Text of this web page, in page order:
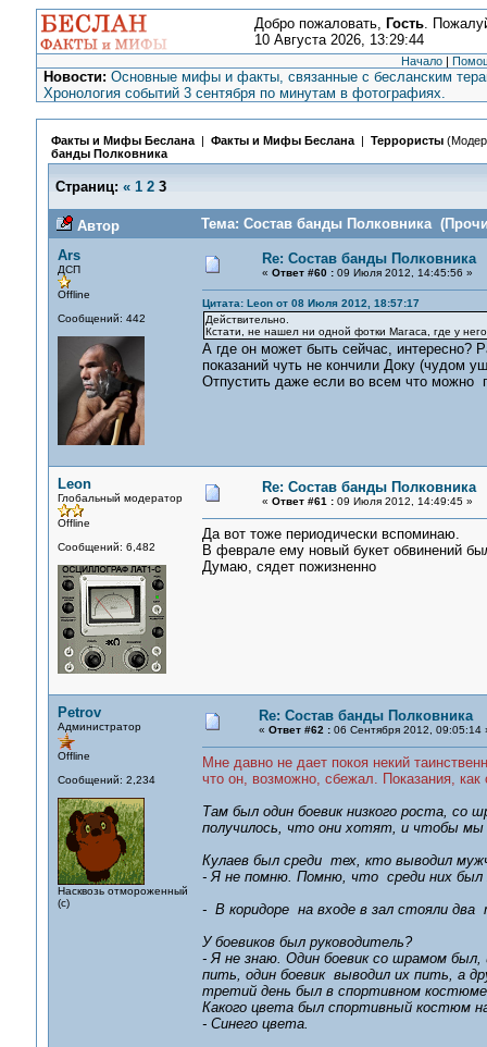
Добро пожаловать, Гость.
10 Августа 2026, 13:29:44
Начало |
Новости: Основные мифы и факты, связанные с бесланским
Хронология событий 3 сентября по минутам в фотографиях.
Факты и Мифы Беслана| Факты и Мифы Беслана| Террористы
банды Полковника
Страниц: « 1 2 3
Автор
Тема: Состав банды Полковника
Ars
ДСП
Offline
Сообщений: 442
Re: Состав банды Полковника
« Ответ #60 :09 Июля 2012, 14:45:56 »
Цитата: Leon от 08 Июля 2012, 18:57:17
Действительно.
Кстати, не нашел ни одной фотки Магаса, где у
А где он может быть сейчас, интересно?
показаний чуть не кончили Доку (чудом
Отпустить даже если во всем что можно
Leon
Глобальный модератор
Offline
Сообщений: 6,482
Re: Состав банды Полковника
« Ответ #61 :09 Июля 2012, 14:49:45 »
Да вот тоже периодически вспоминаю.
В феврале ему новый букет обвинений
Думаю, сядет пожизненно
Petrov
Администратор
Offline
Сообщений: 2,234
Насквозь отмороженный
(с)
Re: Состав банды Полковника
« Ответ #62 :06 Сентября 2012, 09:05:14
Мне давно не дает покоя некий
что он, возможно, сбежал. Показания,
Там был один боевик низкого роста, со
получилось, что они хотят, и чтобы
Кулаев был среди тех, кто выводил
- Я не помню. Помню, что среди них был
- В коридоре на входе в зал стояли
У боевиков был руководитель?
- Я не знаю. Один боевик со шрамом был,
пить, один боевик выводил их пить, а
третий день был в спортивном
Какого цвета был спортивный костюм
- Синего цвета.